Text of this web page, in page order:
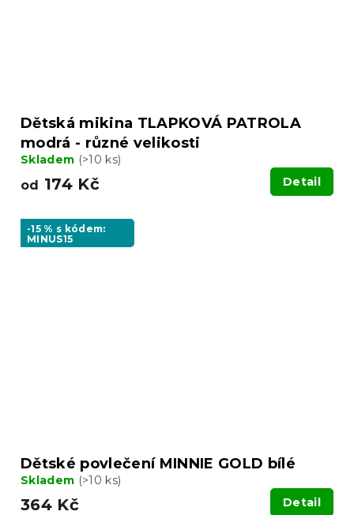
Dětská mikina TLAPKOVÁ PATROLA
modrá - různé velikosti
Skladem (>10 ks)
od 174 Kč Detail
-15 % s kódem:
MINUS15
Dětské povlečení MINNIE GOLD bílé
Skladem (>10 ks)
364 Kč Detail